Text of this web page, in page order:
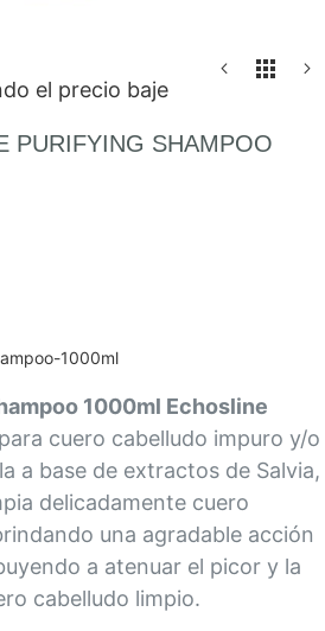
el precio baje
PURIFYING SHAMPOO
1000ml
1000ml Echosline
cuero cabelludo impuro y/o
a base de extractos de Salvia,
delicadamente cuero
una agradable acción
a atenuar el picor y la
cabelludo limpio.